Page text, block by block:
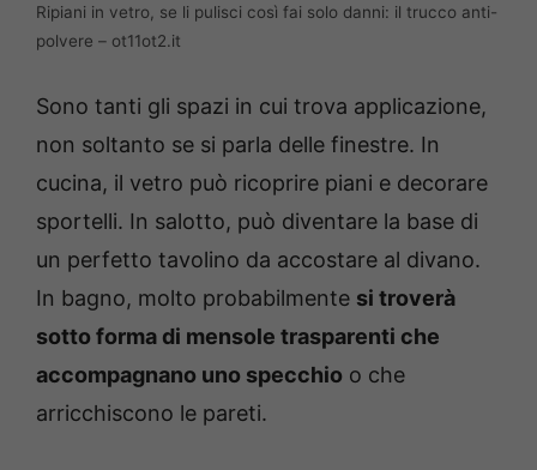
Ripiani in vetro, se li pulisci così fai solo danni: il trucco anti-
polvere – ot11ot2.it
Sono tanti gli spazi in cui trova applicazione,
non soltanto se si parla delle finestre. In
cucina, il vetro può ricoprire piani e decorare
sportelli. In salotto, può diventare la base di
un perfetto tavolino da accostare al divano.
In bagno, molto probabilmente si troverà
sotto forma di mensole trasparenti che
accompagnano uno specchio o che
arricchiscono le pareti.